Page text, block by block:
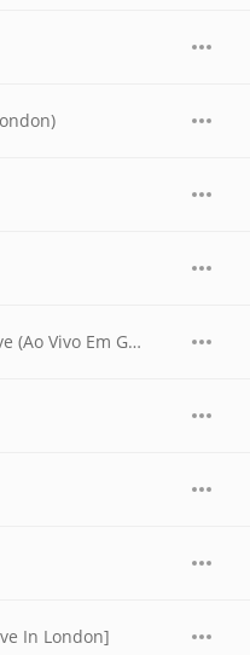
Espinhos Na Cama / Avião Das Nove (Ao Vivo Em Goiânia / 2007 / Medley)
In London]